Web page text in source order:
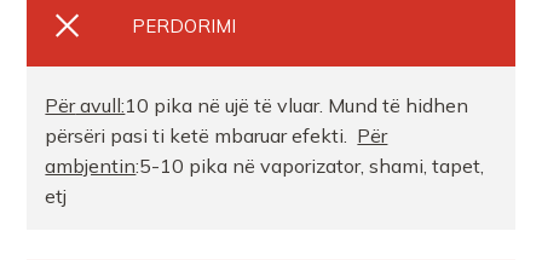
PERDORIMI
Përavull:10 pika në ujë të vluar. Mund të hidhen
përsëri pasi ti ketë mbaruar efekti. Për
ambjentin:5-10 pika në vaporizator, shami, tapet,
etj